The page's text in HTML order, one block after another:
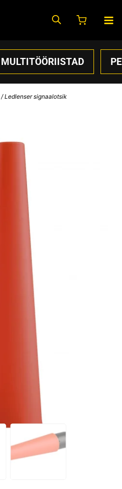
MULTITÖÖRIISTAD
/ Ledlenser signaalotsik